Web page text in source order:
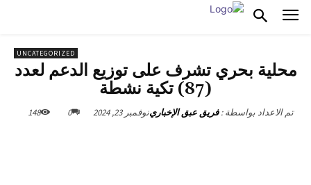
UNCATEGORIZED
محلية بحري تشرف على توزيع الدعم لعدد
(87) تكية نشطة
تم الاعداد بواسطة : فريق عبق الإخبارينوفمبر 23, 2024 0
148